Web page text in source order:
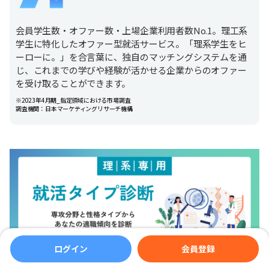
会員学生数・オファー数・上場企業利用者数No.1。理工系
学生に特化したオファー型就活サービス。「理系学生をヒ
ーローに。」を合言葉に、独自のマッチングシステムを通
じ、これまでの学びや経験が活かせる企業からのオファー
を受け取ることができます。
※2023年4月期_指定領域における市場調査
調査機関：日本マーケティングリサーチ機構
ログイン 会員登録